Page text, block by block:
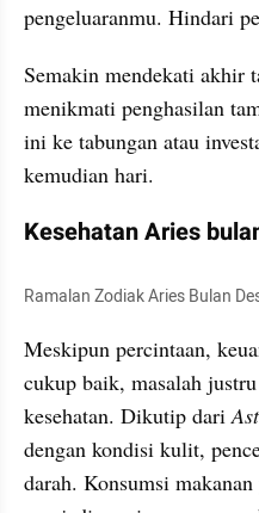
pengeluaranmu. Hindari
Semakin mendekati akhir
menikmati penghasilan
ini ke tabungan atau
kemudian hari.
Kesehatan Aries
Ramalan Zodiak Aries Bulan
Meskipun percintaan,
cukup baik, masalah
kesehatan. Dikutip dari
dengan kondisi kulit,
darah. Konsumsi